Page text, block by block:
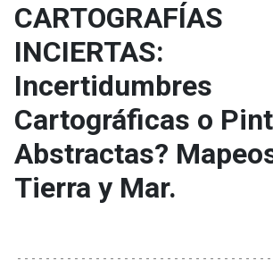
CARTOGRAFÍAS
INCIERTAS:
Incertidumbres
Cartográficas o
Abstractas?
Tierra y Mar.